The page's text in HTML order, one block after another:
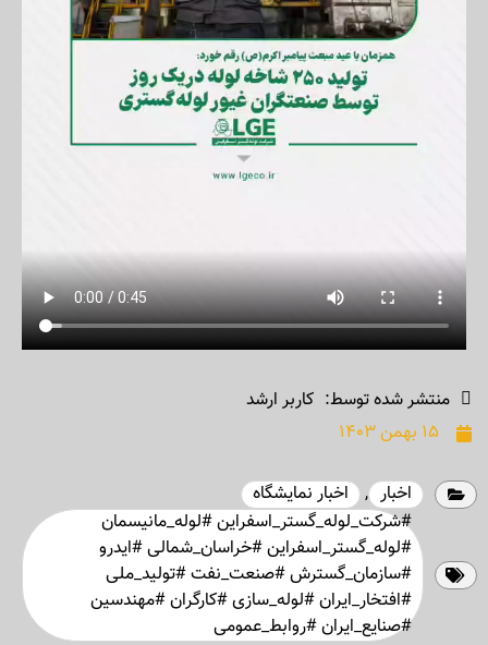
منتشر شده توسط: کاربر ارشد
۱۵ بهمن ۱۴۰۳
اخبار ,
اخبار نمایشگاه
#شرکت_لوله_گستر_اسفراین #لوله_مانیسمان
#لوله_گستر_اسفراین #خراسان_شمالی #ایدرو
#سازمان_گسترش #صنعت_نفت #تولید_ملی
#افتخار_ایران #لوله_سازی #کارگران #مهندسین
#صنایع_ایران #روابط_عمومی